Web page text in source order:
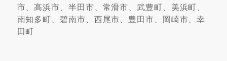
市、高浜市、半田市、常滑市、武豊町、美浜町、
南知多町、碧南市、西尾市、豊田市、岡崎市、幸
田町